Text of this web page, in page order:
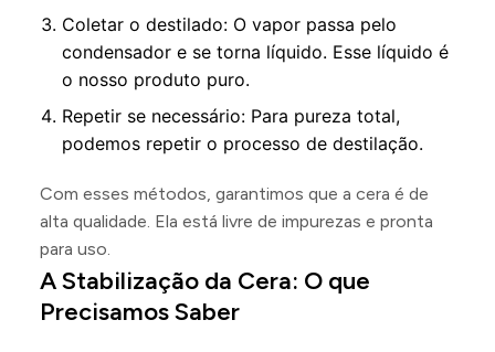
Coletar o destilado: O vapor passa pelo
condensador e se torna líquido. Esse líquido é
o nosso produto puro.
Repetir se necessário: Para pureza total,
podemos repetir o processo de destilação.
Com esses métodos, garantimos que a cera é de
alta qualidade. Ela está livre de impurezas e pronta
para uso.
A Stabilização da Cera: O que
Precisamos Saber